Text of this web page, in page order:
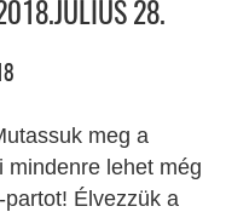
28.
meg a
mindenre lehet még
Élvezzük a